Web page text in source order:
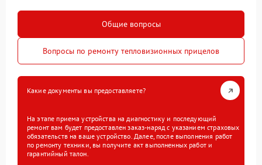
Общие вопросы
Вопросы по ремонту тепловизионных прицелов
Какие документы вы предоставляете?
На этапе приема устройства на диагностику и последующий
ремонт вам будет предоставлен заказ-наряд с указанием страховых
обязательств на ваше устройство. Далее, после выполнения работ
по ремонту техники, вы получите акт выполненных работ и
гарантийный талон.